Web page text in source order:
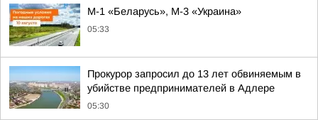
М-1 «Беларусь», М-3 «Украина»
05:33
Прокурор запросил до 13 лет обвиняемым в
убийстве предпринимателей в Адлере
05:30